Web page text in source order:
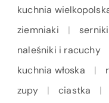
kuchnia
ziemniaki
serniki
naleśniki i racuchy
kuchnia włoska
zupy
ciastka